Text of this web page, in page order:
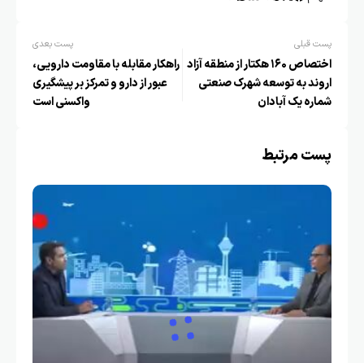
پست قبلی
اختصاص ۱۶۰ هکتار از منطقه آزاد
اروند به توسعه شهرک صنعتی
شماره یک آبادان
پست بعدی
راهکار مقابله با مقاومت دارویی،
عبور از دارو و تمرکز بر پیشگیری
واکسنی است
پست مرتبط